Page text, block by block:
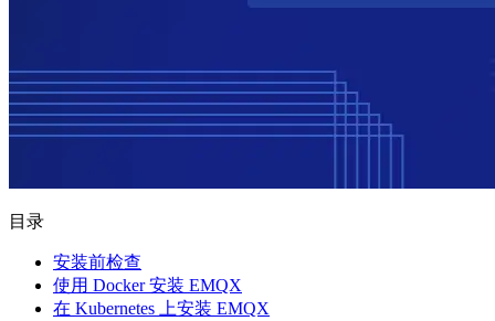
目录
安装前检查
使用 Docker 安装 EMQX
在 Kubernetes 上安装 EMQX